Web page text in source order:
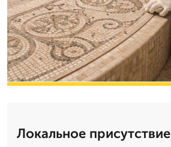
Локальное присутствие